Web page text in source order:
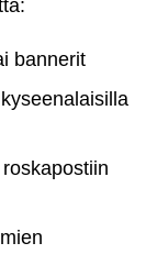
bannerit